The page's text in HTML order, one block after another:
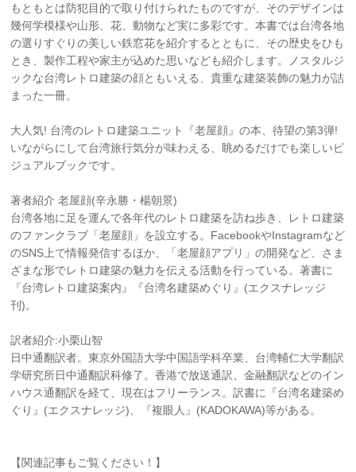
もともとは防犯目的で取り付けられたものですが、そのデザインは
幾何学模様や山形、花、動物など実に多彩です。本書では台湾各地
の選りすぐりの美しい鉄窓花を紹介するとともに、その歴史をひも
とき、製作工程や家主が込めた思いなども紹介します。ノスタルジ
ックな台湾レトロ建築の顔ともいえる、貴重な建築装飾の魅力が詰
まった一冊。
大人気! 台湾のレトロ建築ユニット『老屋顔』の本、待望の第3弾!
いながらにして台湾旅行気分が味わえる、眺めるだけでも楽しいビ
ジュアルブックです。
著者紹介 老屋顔(辛永勝・楊朝景)
台湾各地に足を運んで各年代のレトロ建築を訪ね歩き、レトロ建築
のファンクラブ「老屋顔」を設立する。FacebookやInstagramなど
のSNS上で情報発信するほか、「老屋顔アプリ」の開発など、さま
ざまな形でレトロ建築の魅力を伝える活動を行っている。著書に
『台湾レトロ建築案内』『台湾名建築めぐり』(エクスナレッジ
刊)。
訳者紹介:小栗山智
日中通翻訳者。東京外国語大学中国語学科卒業、台湾輔仁大学翻訳
学研究所日中通翻訳科修了。香港で放送通訳、金融翻訳などのイン
ハウス通翻訳を経て、現在はフリーランス。訳書に『台湾名建築め
ぐり』(エクスナレッジ)、『複眼人』(KADOKAWA)等がある。
【関連記事もご覧ください！】